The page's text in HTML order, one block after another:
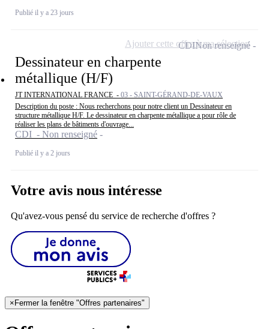
Publié il y a 23 jours
Dessinateur en charpente
métallique (H/F)
JT INTERNATIONAL FRANCE - 03 - SAINT-GÉRAND-DE-VAUX
Description du poste : Nous recherchons pour notre client un Dessinateur en
structure métallique H/F. Le dessinateur en charpente métallique a pour rôle de
réaliser les plans de bâtiments d'ouvrage...
CDI - Non renseigné
Publié il y a 2 jours
CDINon renseigné
Ajouter cette offre à ma sélection
Votre avis nous intéresse
Qu'avez-vous pensé du service de recherche d'offres ?
× Fermer la fenêtre "Offres partenaires"